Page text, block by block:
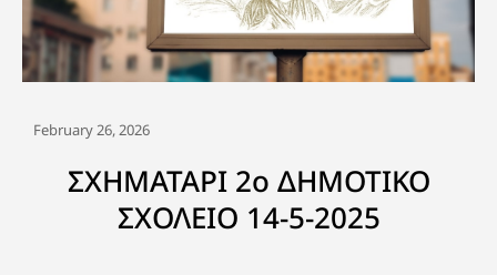
February 26, 2026
ΣΧΗΜΑΤΑΡΙ 2ο ΔΗΜΟΤΙΚΟ
ΣΧΟΛΕΙΟ 14-5-2025